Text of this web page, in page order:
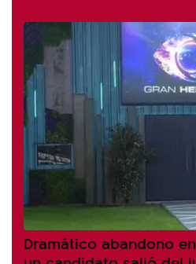
Dramático abandono